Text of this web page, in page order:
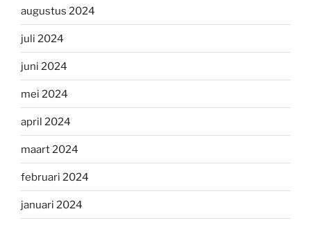
augustus 2024
juli 2024
juni 2024
mei 2024
april 2024
maart 2024
februari 2024
januari 2024